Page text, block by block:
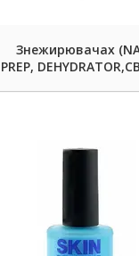
Знежирювачах
PREP,